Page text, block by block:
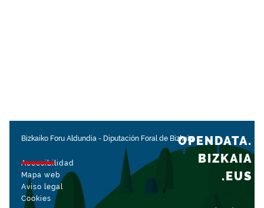
Bizkaiko Foru Aldundia - Diputación Foral de Bizkaia
Accesibilidad
Mapa web
Aviso legal
Cookies
OPENDATA.
BIZKAIA
.EUS